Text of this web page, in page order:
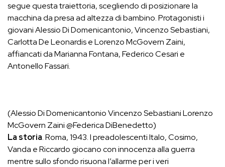
segue questa traiettoria, scegliendo di posizionare la
macchina da presa ad altezza di bambino. Protagonisti i
giovani Alessio Di Domenicantonio, Vincenzo Sebastiani,
Carlotta De Leonardis e Lorenzo McGovern Zaini,
affiancati da Marianna Fontana, Federico Cesari e
Antonello Fassari.
(Alessio Di Domenicantonio Vincenzo Sebastiani Lorenzo
McGovern Zaini @Federica DiBenedetto)
La storia. Roma, 1943. I preadolescenti Italo, Cosimo,
Vanda e Riccardo giocano con innocenza alla guerra
mentre sullo sfondo risuona l’allarme per i veri